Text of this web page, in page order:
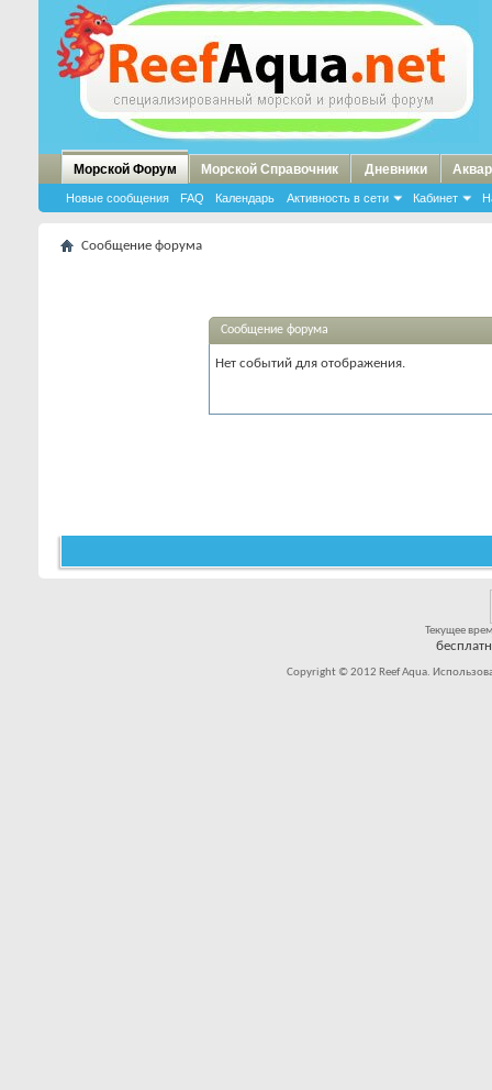
Морской Форум
Новые сообщения FAQ Календарь Активность в сети Кабинет
Морской Справочник Дневники
Сообщение форума
Сообщение форума
Нет событий для отображения.
Текущее
Copyright © 2012 Reef Aqua.